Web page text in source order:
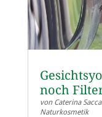
noch
von Caterina
Naturkosmetik